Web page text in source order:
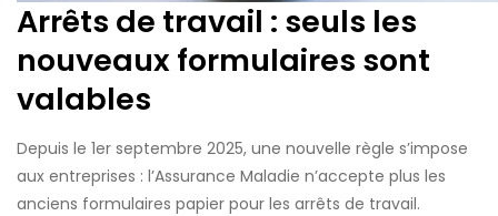
Arrêts de travail : seuls les
nouveaux formulaires sont
valables
Depuis le 1er septembre 2025, une nouvelle règle s’impose
aux entreprises : l’Assurance Maladie n’accepte plus les
anciens formulaires papier pour les arrêts de travail.